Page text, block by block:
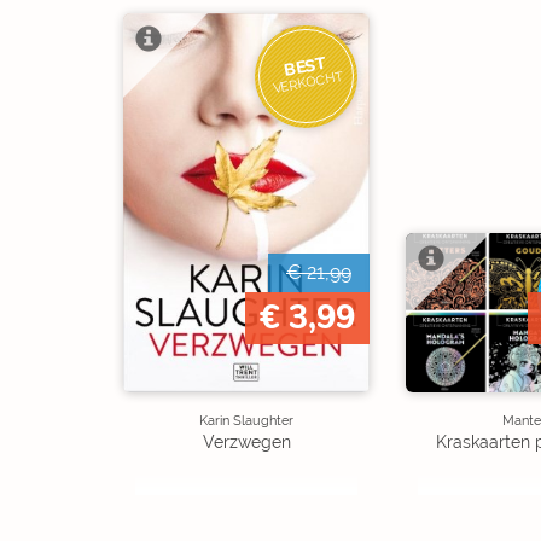
BEST
VERKOCHT
€ 21,99
€ 3,99
Karin Slaughter
Verzwegen Kraskaarten